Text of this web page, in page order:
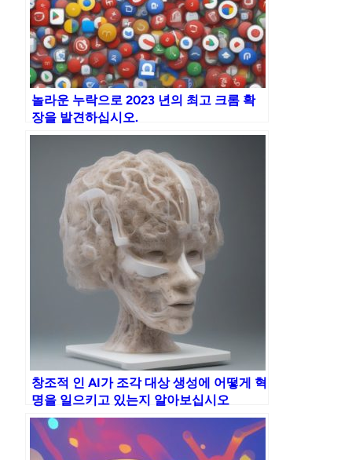
놀라운 누락으로 2023 년의 최고 크롬 확
장을 발견하십시오.
창조적 인 AI가 조각 대상 생성에 어떻게 혁
명을 일으키고 있는지 알아보십시오